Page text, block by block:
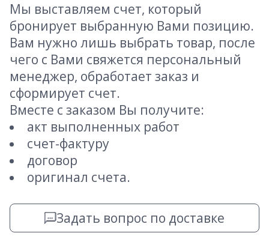
Мы выставляем счет, который
бронирует выбранную Вами позицию.
Вам нужно лишь выбрать товар, после
чего с Вами свяжется персональный
менеджер, обработает заказ и
сформирует счет.
Вместе с заказом Вы получите:
акт выполненных работ
счет-фактуру
договор
оригинал счета.
Задать вопрос по доставке